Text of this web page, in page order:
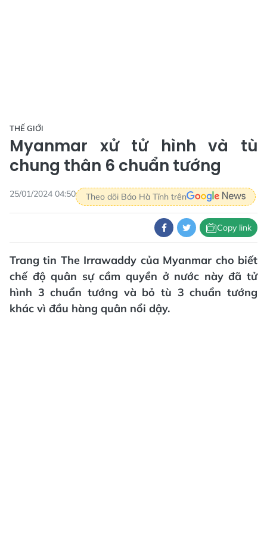
THẾ GIỚI
Myanmar xử tử hình và tù
chung thân 6 chuẩn tướng
25/01/2024 04:50 Theo dõi Báo Hà Tĩnh trên
Copy link
Trang tin The Irrawaddy của Myanmar cho biết
chế độ quân sự cầm quyền ở nước này đã tử
hình 3 chuẩn tướng và bỏ tù 3 chuẩn tướng
khác vì đầu hàng quân nổi dậy.